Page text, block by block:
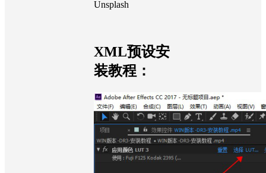
Unsplash
XML预设安
装教程：